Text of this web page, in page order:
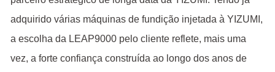
adquirido várias máquinas de fundição injetada à YIZUMI,
a escolha da LEAP9000 pelo cliente reflete, mais uma
vez, a forte confiança construída ao longo dos anos de